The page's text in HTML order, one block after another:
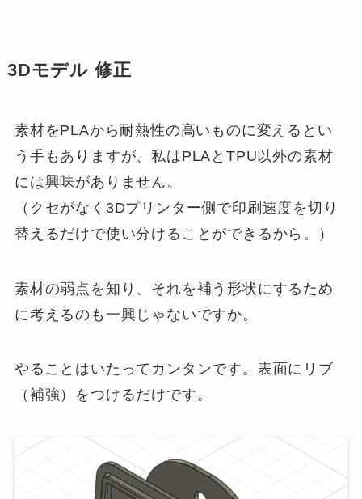
3Dモデル 修正
素材をPLAから耐熱性の高いものに変えるとい
う手もありますが、私はPLAとTPU以外の素材
には興味がありません。
（クセがなく3Dプリンター側で印刷速度を切り
替えるだけで使い分けることができるから。）
素材の弱点を知り、それを補う形状にするため
に考えるのも一興じゃないですか。
やることはいたってカンタンです。表面にリブ
（補強）をつけるだけです。